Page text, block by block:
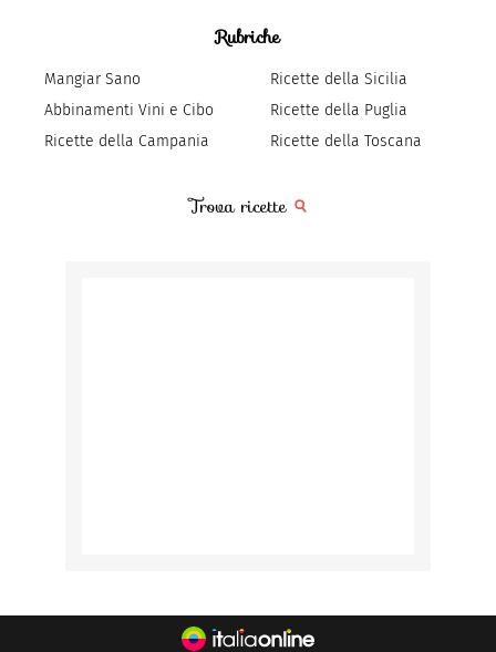
Rubriche
Mangiar Sano
Abbinamenti Vini e Cibo
Ricette della Campania
Ricette della Sicilia
Ricette della Puglia
Ricette della Toscana
Trova ricette